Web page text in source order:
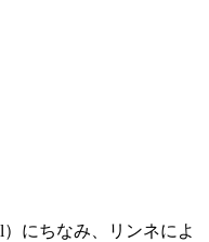
にちなみ、リンネによ